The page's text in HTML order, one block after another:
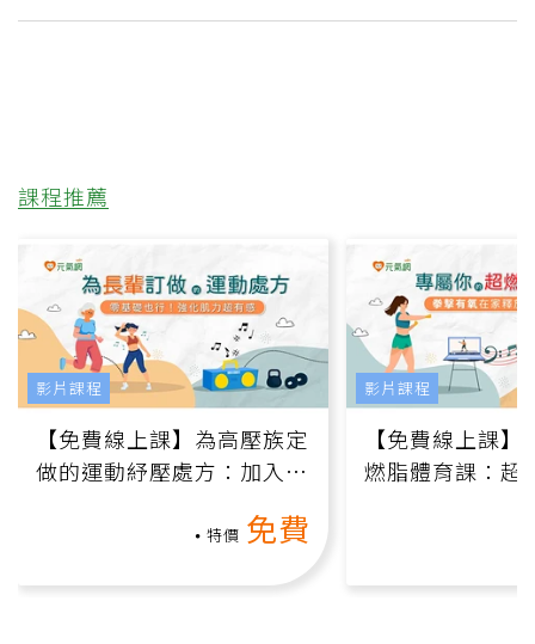
課程推薦
【免費線上課】為高壓族定
做的運動紓壓處方：加入行
特價 免費
影片課程
【免費線上課
燃脂體育課：超
影片課程